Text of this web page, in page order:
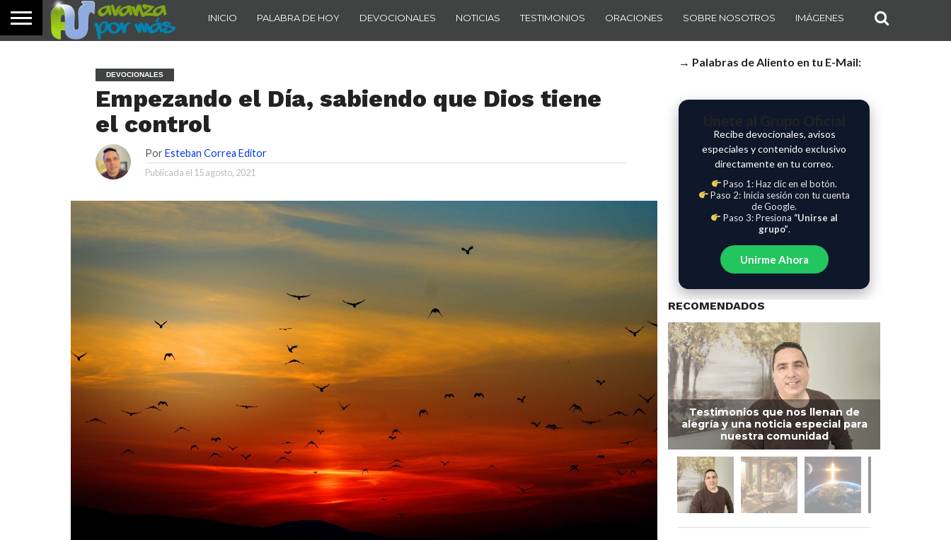
INICIO PALABRA DE HOY DEVOCIONALES NOTICIAS TESTIMONIOS ORACIONES SOBRE NOSOTROS IMÁGENES
DEVOCIONALES
Empezando el Día, sabiendo que Dios tiene
el control
Por Esteban Correa Editor
Publicada el 15 agosto, 2021
→ Palabras de Aliento en tu E-Mail:
Recibe devocionales, avisos
especiales y contenido exclusivo
directamente en tu correo.
Paso 1: Haz clic en el botón.
Paso 2: Inicia sesión con tu cuenta
de Google.
Paso 3: Presiona “Unirse al
grupo”.
Unirme Ahora
RECOMENDADOS
Testimonios que nos llenan de
alegría y una noticia especial para
nuestra comunidad